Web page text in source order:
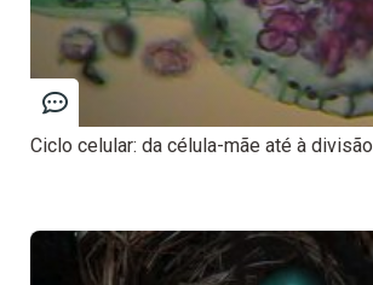
Ciclo celular: da célula-mãe até à divisão